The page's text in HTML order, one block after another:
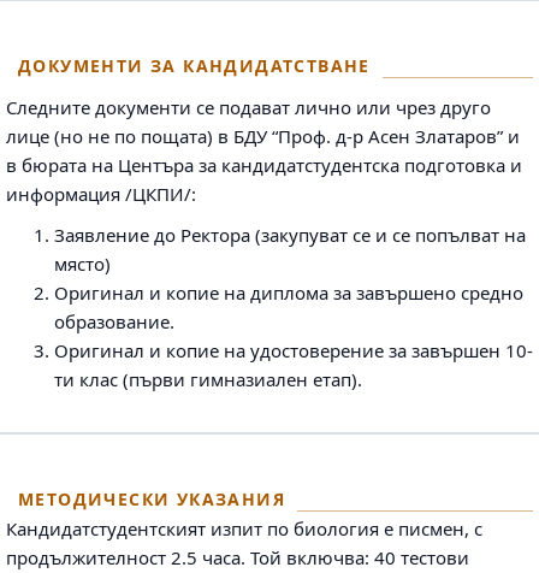
ДОКУМЕНТИ ЗА КАНДИДАТСТВАНЕ
Следните документи се подават лично или чрез друго
лице (но не по пощата) в БДУ “Проф. д-р Асен Златаров” и
в бюрата на Центъра за кандидатстудентска подготовка и
информация /ЦКПИ/:
Заявление до Ректора (закупуват се и се попълват на
място)
Оригинал и копие на диплома за завършено средно
образование.
Оригинал и копие на удостоверение за завършен 10-
ти клас (първи гимназиален етап).
МЕТОДИЧЕСКИ УКАЗАНИЯ
Кандидатстудентският изпит по биология е писмен, с
продължителност 2.5 часа. Той включва: 40 тестови